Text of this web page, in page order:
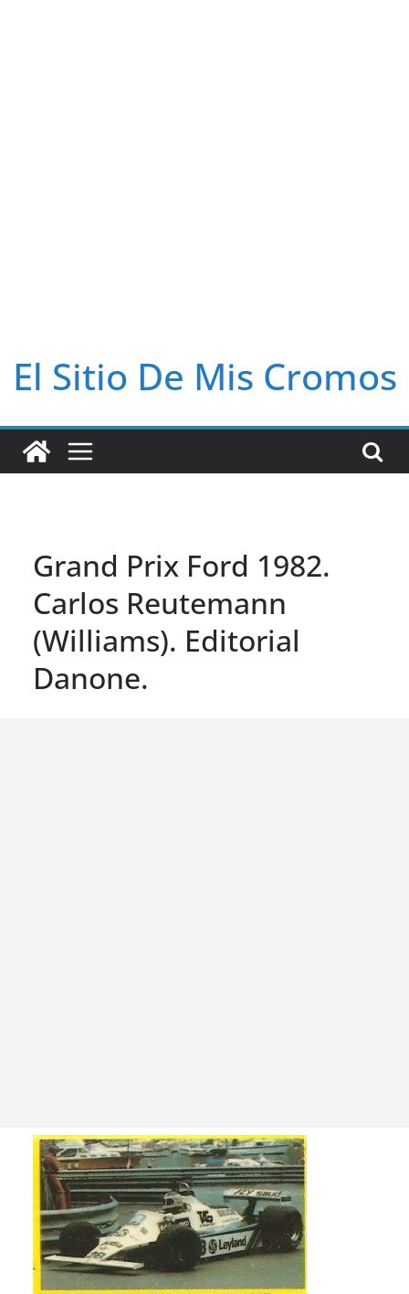
El Sitio De Mis Cromos
Grand Prix Ford 1982.
Carlos Reutemann
(Williams). Editorial
Danone.